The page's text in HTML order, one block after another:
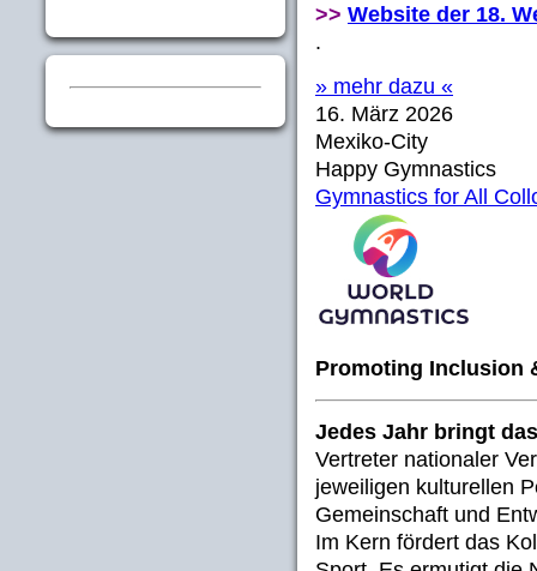
>> Website der 18.
.
» mehr dazu «
16. März 2026
Mexiko-City
Happy Gymnastics
Gymnastics for All
Promoting Inclusion
Jedes Jahr bringt
Vertreter nationaler
jeweiligen kulturellen
Gemeinschaft und
Im Kern fördert das